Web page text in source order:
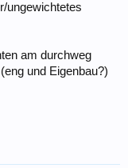
ungewichtetes
am durchweg
und Eigenbau?)